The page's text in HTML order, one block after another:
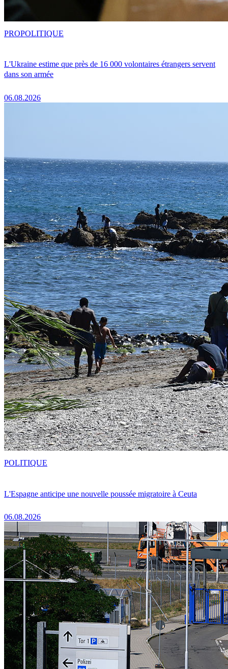
L'Ukraine estime que près de 16 000 volontaires étrangers servent
dans son armée
06.08.2026
PROPOLITIQUE
L'Espagne anticipe une nouvelle poussée migratoire à Ceuta
06.08.2026
POLITIQUE